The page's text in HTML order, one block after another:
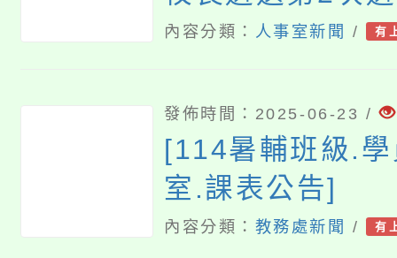
案(詳參閱附件)
內容分類： 人事室新聞 / 有
發佈時間：2025-06-23 /
[114暑輔班級.
室.課表公告]
內容分類： 教務處新聞 / 有